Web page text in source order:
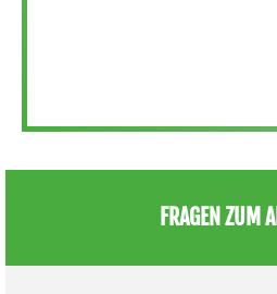
FRAGEN ZUM